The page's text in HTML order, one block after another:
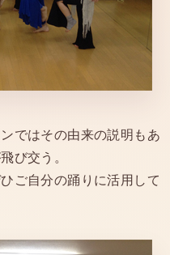
ではその由来の説明もあ
び交う。
ご自分の踊りに活用して